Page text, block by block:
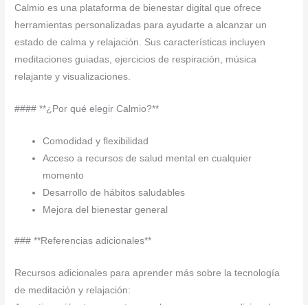
Calmio es una plataforma de bienestar digital que ofrece
herramientas personalizadas para ayudarte a alcanzar un
estado de calma y relajación. Sus características incluyen
meditaciones guiadas, ejercicios de respiración, música
relajante y visualizaciones.
#### **¿Por qué elegir Calmio?**
Comodidad y flexibilidad
Acceso a recursos de salud mental en cualquier
momento
Desarrollo de hábitos saludables
Mejora del bienestar general
### **Referencias adicionales**
Recursos adicionales para aprender más sobre la tecnología
de meditación y relajación: